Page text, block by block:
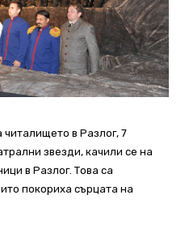
в Разлог, 7
звезди, качили се на
в Разлог. Това са
покориха сърцата на